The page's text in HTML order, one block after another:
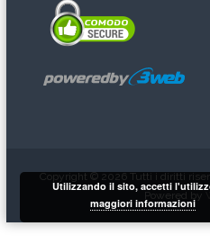
Copyright © 2026Tutti i diritti
Powered by
Utilizzando il sito, accetti
maggiori informazioni